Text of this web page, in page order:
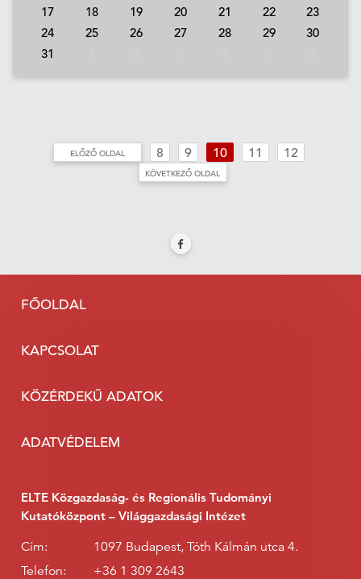
17
18 19 20 21 22
23
24
25 26 27 28 29
30
31
ELŐZŐ OLDAL 8 9 10 11 12
KÖVETKEZŐ OLDAL
FŐOLDAL
KAPCSOLAT
KÖZÉRDEKŰ ADATOK
ADATVÉDELEM
ELTE Közgazdaság- és Regionális Tudományi
Kutatóközpont – Világgazdasági Intézet
Cím:
1097 Budapest, Tóth Kálmán utca 4.
Telefon:
+36 1 309 2643